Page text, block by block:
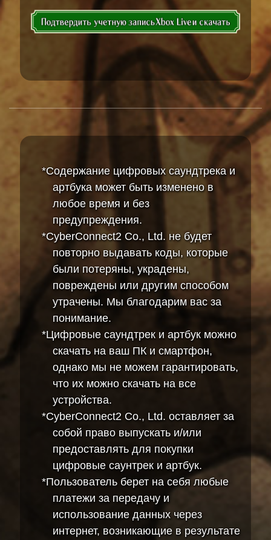
*Содержание цифровых саундтрека и
артбука может быть изменено в
любое время и без
предупреждения.
*CyberConnect2 Co., Ltd. не будет
повторно выдавать коды, которые
были потеряны, украдены,
повреждены или другим способом
утрачены. Мы благодарим вас за
понимание.
*Цифровые саундтрек и артбук можно
скачать на ваш ПК и смартфон,
однако мы не можем гарантировать,
что их можно скачать на все
устройства.
*CyberConnect2 Co., Ltd. оставляет за
собой право выпускать и/или
предоставлять для покупки
цифровые саунтрек и артбук.
*Пользователь берет на себя любые
платежи за передачу и
использование данных через
интернет, возникающие в результате